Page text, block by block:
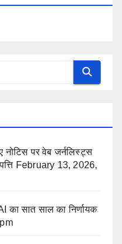
नोटिस पर वेब जर्नलिस्ट्स
February 13, 2026,
सात साल का निर्णायक